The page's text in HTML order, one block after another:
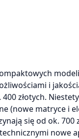
modeli
i
złotych.
(nowe matryce i
się od ok. 700
nowe